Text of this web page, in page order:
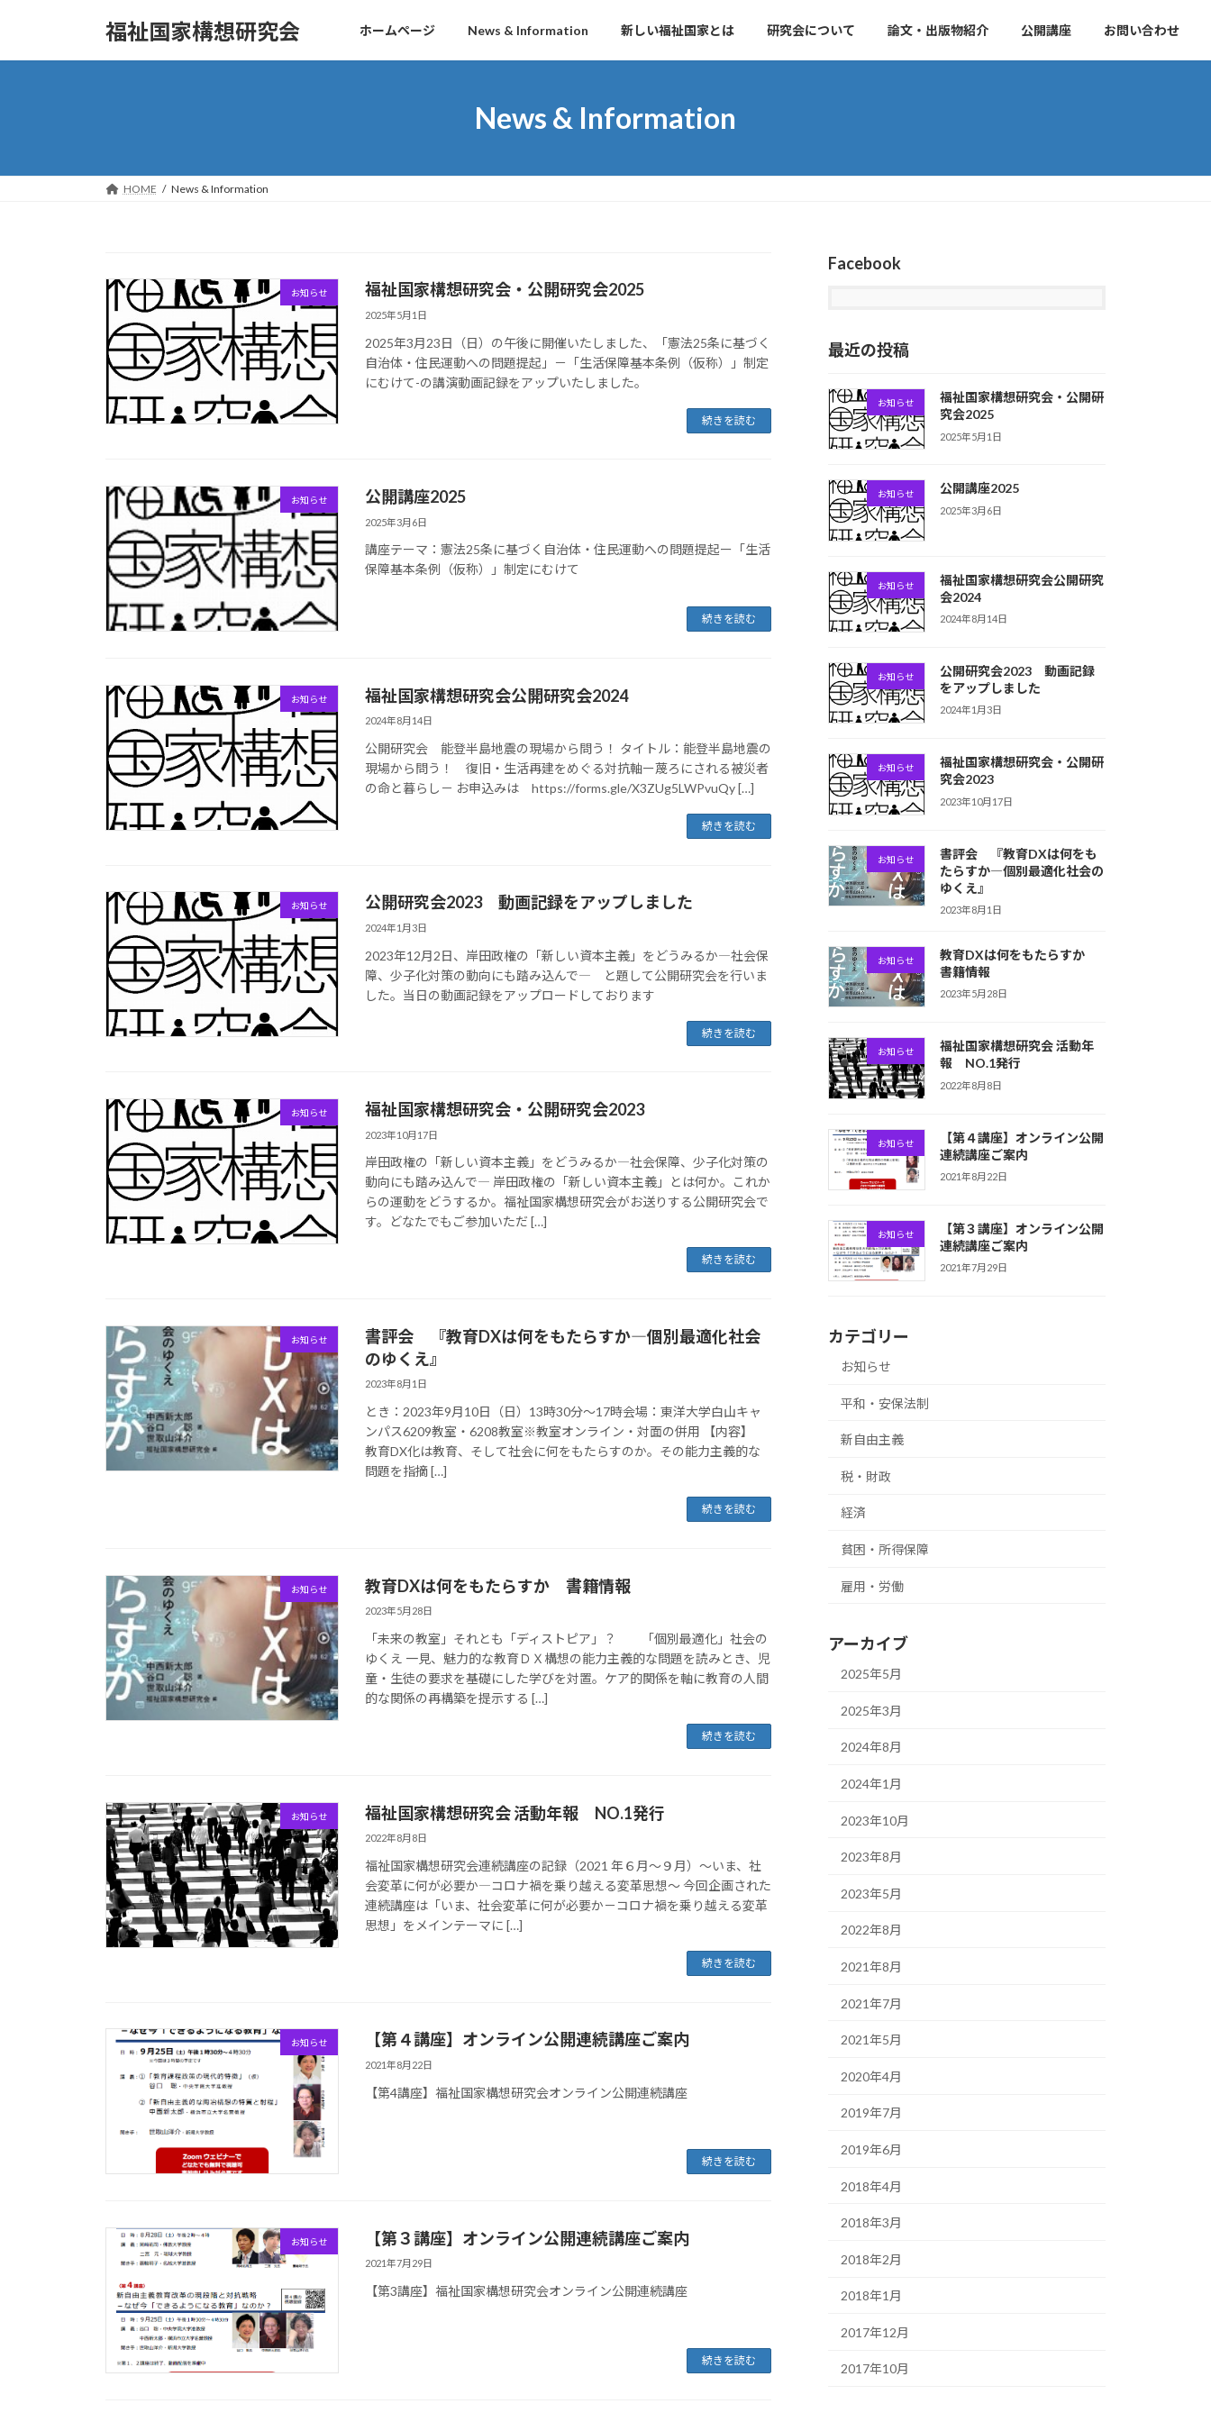
福祉国家構想研究会 ホームページ News & Information 新しい福祉国家とは 研究会について 論文・出版物紹介 公開講座 お問い合わせ
News & Information
HOME News & Information
お知らせ 福祉国家構想研究会・公開研究会2025
2025年5月1日
2025年3月23日（日）の午後に開催いたしました、「憲法25条に基づく
自治体・住民運動への問題提起」－「生活保障基本条例（仮称）」制定
にむけて-の講演動画記録をアップいたしました。
続きを読む
お知らせ 公開講座2025
2025年3月6日
講座テーマ：憲法25条に基づく自治体・住民運動への問題提起ー「生活
保障基本条例（仮称）」制定にむけて
続きを読む
お知らせ 福祉国家構想研究会公開研究会2024
2024年8月14日
公開研究会 能登半島地震の現場から問う！ タイトル：能登半島地震の
現場から問う！ 復旧・生活再建をめぐる対抗軸ー蔑ろにされる被災者
の命と暮らし－ お申込みは https://forms.gle/X3ZUg5LWPvuQy […]
続きを読む
お知らせ 公開研究会2023 動画記録をアップしました
2024年1月3日
2023年12月2日、岸田政権の「新しい資本主義」をどうみるか―社会保
障、少子化対策の動向にも踏み込んで― と題して公開研究会を行いま
した。当日の動画記録をアップロードしております
続きを読む
お知らせ 福祉国家構想研究会・公開研究会2023
2023年10月17日
岸田政権の「新しい資本主義」をどうみるか―社会保障、少子化対策の
動向にも踏み込んで― 岸田政権の「新しい資本主義」とは何か。これか
らの運動をどうするか。福祉国家構想研究会がお送りする公開研究会で
す。どなたでもご参加いただ […]
続きを読む
お知らせ
書評会 『教育DXは何をもたらすか―個別最適化社会
のゆくえ』
2023年8月1日
とき：2023年9月10日（日）13時30分～17時会場：東洋大学白山キャ
ンパス6209教室・6208教室※教室オンライン・対面の併用 【内容】
教育DX化は教育、そして社会に何をもたらすのか。その能力主義的な
問題を指摘 […]
続きを読む
お知らせ 教育DXは何をもたらすか 書籍情報
2023年5月28日
「未来の教室」それとも「ディストピア」？ 「個別最適化」社会の
ゆくえ 一見、魅力的な教育ＤＸ構想の能力主義的な問題を読みとき、児
童・生徒の要求を基礎にした学びを対置。ケア的関係を軸に教育の人間
的な関係の再構築を提示する […]
続きを読む
お知らせ 福祉国家構想研究会 活動年報 NO.1発行
2022年8月8日
福祉国家構想研究会連続講座の記録（2021 年６月～９月）～いま、社
会変革に何が必要か―コロナ禍を乗り越える変革思想～ 今回企画された
連続講座は「いま、社会変革に何が必要か－コロナ禍を乗り越える変革
思想」をメインテーマに […]
続きを読む
お知らせ 【第４講座】オンライン公開連続講座ご案内
2021年8月22日
【第4講座】福祉国家構想研究会オンライン公開連続講座
続きを読む
お知らせ 【第３講座】オンライン公開連続講座ご案内
2021年7月29日
【第3講座】福祉国家構想研究会オンライン公開連続講座
続きを読む
Facebook
最近の投稿
お知らせ
福祉国家構想研究会・公開研
究会2025
2025年5月1日
お知らせ 公開講座2025
2025年3月6日
お知らせ
福祉国家構想研究会公開研究
会2024
2024年8月14日
お知らせ
公開研究会2023 動画記録
をアップしました
2024年1月3日
お知らせ
福祉国家構想研究会・公開研
究会2023
2023年10月17日
お知らせ
書評会 『教育DXは何をも
たらすか―個別最適化社会の
ゆくえ』
2023年8月1日
お知らせ
教育DXは何をもたらすか
書籍情報
2023年5月28日
お知らせ
福祉国家構想研究会 活動年
報 NO.1発行
2022年8月8日
お知らせ
【第４講座】オンライン公開
連続講座ご案内
2021年8月22日
お知らせ
【第３講座】オンライン公開
連続講座ご案内
2021年7月29日
カテゴリー
お知らせ
平和・安保法制
新自由主義
税・財政
経済
貧困・所得保障
雇用・労働
アーカイブ
2025年5月
2025年3月
2024年8月
2024年1月
2023年10月
2023年8月
2023年5月
2022年8月
2021年8月
2021年7月
2021年5月
2020年4月
2019年7月
2019年6月
2018年4月
2018年3月
2018年2月
2018年1月
2017年12月
2017年10月